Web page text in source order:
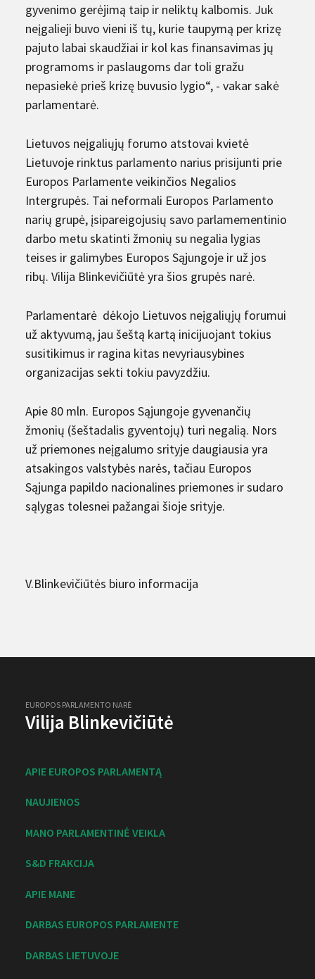
gyvenimo gerėjimą taip ir neliktų kalbomis. Juk
neįgalieji buvo vieni iš tų, kurie taupymą per krizę
pajuto labai skaudžiai ir kol kas finansavimas jų
programoms ir paslaugoms dar toli gražu
nepasiekė prieš krizę buvusio lygio“, - vakar sakė
parlamentarė.
Lietuvos neįgaliųjų forumo atstovai kvietė
Lietuvoje rinktus parlamento narius prisijunti prie
Europos Parlamente veikinčios Negalios
Intergrupės. Tai neformali Europos Parlamento
narių grupė, įsipareigojusių savo parlamementinio
darbo metu skatinti žmonių su negalia lygias
teises ir galimybes Europos Sąjungoje ir už jos
ribų. Vilija Blinkevičiūtė yra šios grupės narė.
Parlamentarė dėkojo Lietuvos neįgaliųjų forumui
už aktyvumą, jau šeštą kartą inicijuojant tokius
susitikimus ir ragina kitas nevyriausybines
organizacijas sekti tokiu pavyzdžiu.
Apie 80 mln. Europos Sąjungoje gyvenančių
žmonių (šeštadalis gyventojų) turi negalią. Nors
už priemones neįgalumo srityje daugiausia yra
atsakingos valstybės narės, tačiau Europos
Sąjunga papildo nacionalines priemones ir sudaro
sąlygas tolesnei pažangai šioje srityje.
V.Blinkevičiūtės biuro informacija
EUROPOS PARLAMENTO NARĖ
Vilija Blinkevičiūtė
APIE EUROPOS PARLAMENTĄ
NAUJIENOS
MANO PARLAMENTINĖ VEIKLA
S&D FRAKCIJA
APIE MANE
DARBAS EUROPOS PARLAMENTE
DARBAS LIETUVOJE